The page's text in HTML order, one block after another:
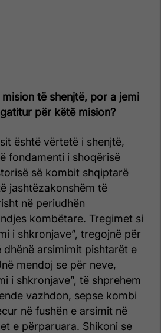
të shenjtë, por a jemi
për këtë mision?
është vërtetë i shenjtë,
fondamenti i shoqërisë
së kombit shqiptarë
jashtëzakonshëm të
në periudhën
kombëtare. Tregimet si
i shkronjave”, tregojnë për
dhënë arsimimit pishtarët e
mendoj se për neve,
i shkronjave”, të shprehem
vazhdon, sepse kombi
në fushën e arsimit në
e përparuara. Shikoni se